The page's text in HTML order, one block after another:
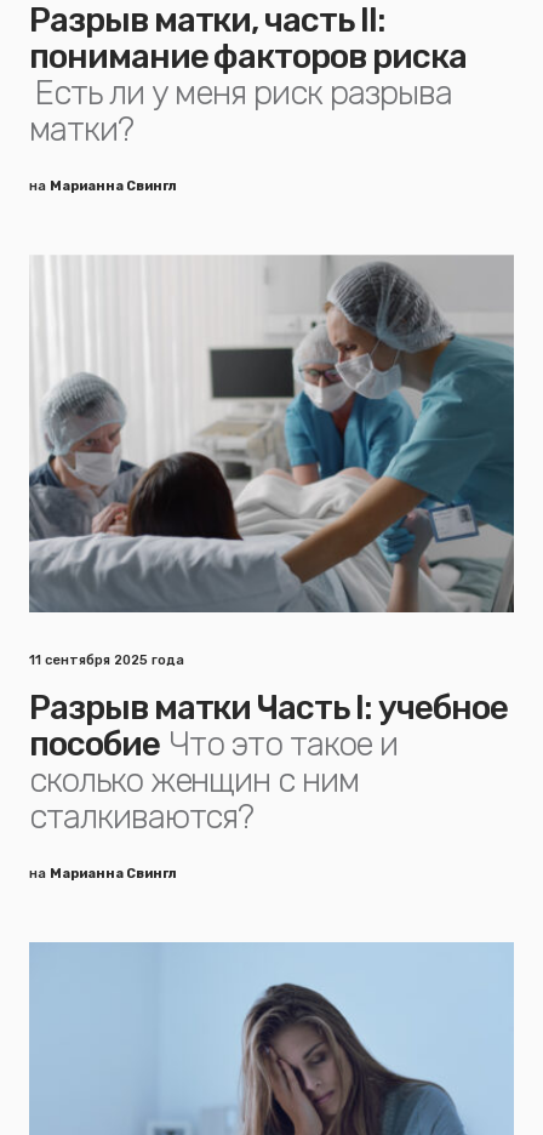
Разрыв матки, часть II:
понимание факторов риска
Есть ли у меня риск разрыва
матки?
на Марианна Свингл
11 сентября 2025 года
Разрыв матки Часть I: учебное
пособие Что это такое и
сколько женщин с ним
сталкиваются?
на Марианна Свингл